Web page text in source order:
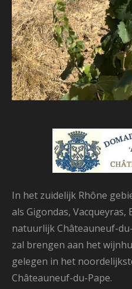
In het zuidelijk Rhône
als Gigondas, Vacqueyras,
natuurlijk Châteauneuf-
zal brengen aan het
gelegen in het
Châteauneuf-du-Pape.